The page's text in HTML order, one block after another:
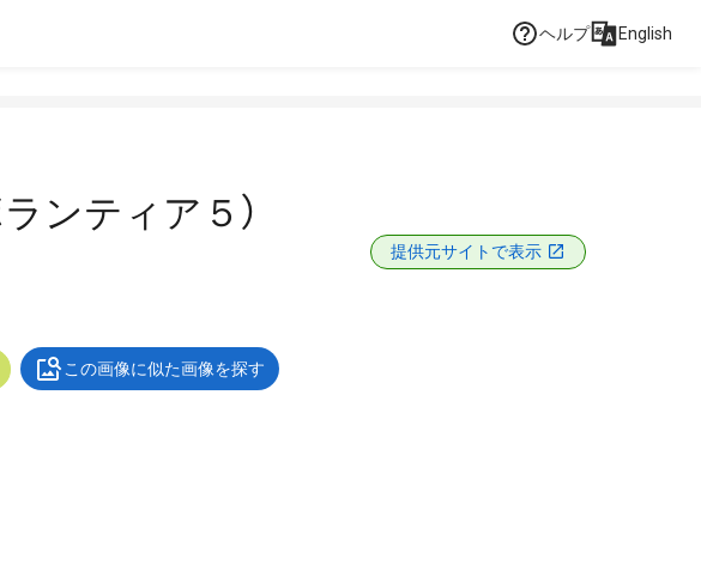
ヘルプ English
ンティア５）
提供元サイトで表示
この画像に似た画像を探す